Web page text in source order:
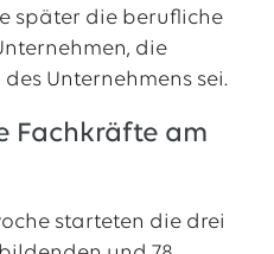
später die berufliche
die
Unternehmens sei.
Fachkräfte am
starteten die drei